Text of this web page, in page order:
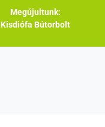
Megújultunk:
Kisdiófa Bútorbolt